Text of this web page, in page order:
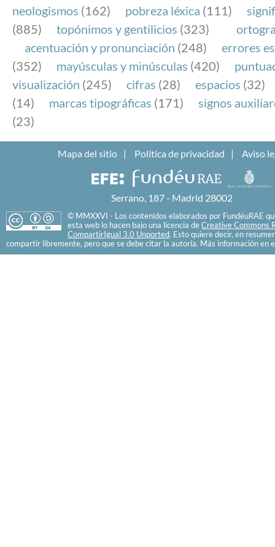
neologismos (162) pobreza léxica (111)
(885)
topónimos y gentilicios (323)
acentuación y pronunciación (248)
errores
(352)
mayúsculas y minúsculas (420)
visualización (245) cifras (28) espacios (32)
(14)
marcas tipográficas (171)
signos
(23)
Mapa del sitio Política de privacidad Aviso
Serrano, 187 - Madrid 28002
© MMXXVI - Los contenidos elaborados por FundéuRAE
esta web lo hacen bajo una licencia de Creative Commons
CompartirIgual 3.0 Unported. Esto quiere decir, en
compartir libremente, pero que se debe citar la autoría. Más información en